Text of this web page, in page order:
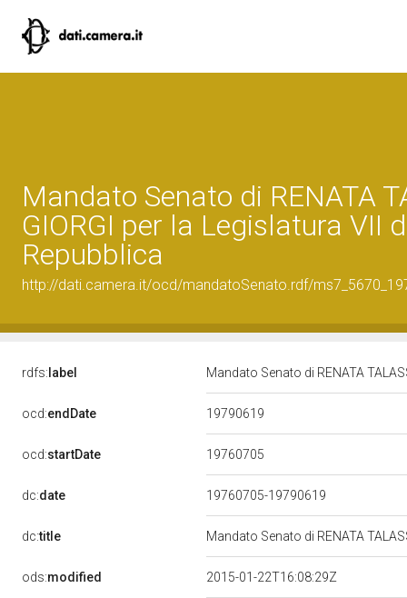
Mandato Senato di RENATA
GIORGI per la Legislatura VII
Repubblica
http://dati.camera.it/ocd/mandatoSenato.rdf/
rdfs: label Mandato Senato di RENATA
ocd:endDate 19790619
ocd:startDate 19760705
dc:date 19760705-19790619
dc:title Mandato Senato di RENATA
ods:modified 2015-01-22T16:08:29Z